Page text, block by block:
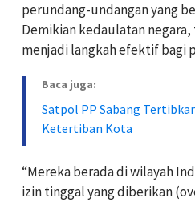
perundang-undangan yang
Demikian kedaulatan
menjadi langkah efektif bagi
Baca juga:
Satpol PP Sabang
Ketertiban Kota
“Mereka berada di wilayah
izin tinggal yang diberikan